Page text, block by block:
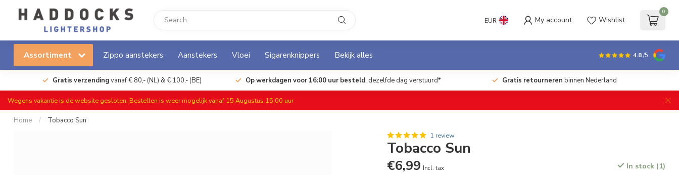
EUR My account Wishlist
0
Assortiment Zippo aanstekers Aanstekers Vloei Sigarenknippers Bekijk alles 4.8/5
Gratis verzendingvanaf € 80,- (NL) & € 100,- (BE) Op werkdagen voor 16:00 uur besteld, dezelfde dag verstuurd* Gratis retourneren binnen Nederland
Wegens vakantie is de website gesloten. Bestellen is weer mogelijk vanaf 15 Augustus 15.00 uur
Home / Tobacco Sun
1 review
Tobacco Sun
€6,99 Incl. tax In stock (1)